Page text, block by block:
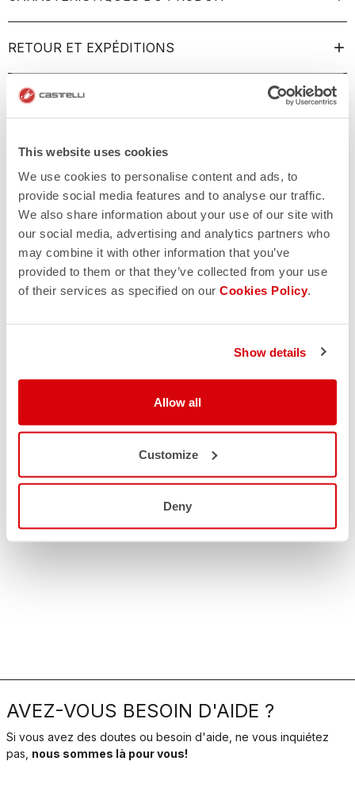
This website uses cookies
We use cookies to personalise content and ads, to
provide social media features and to analyse our traffic.
We also share information about your use of our site with
our social media, advertising and analytics partners who
may combine it with other information that you’ve
provided to them or that they’ve collected from your use
of their services as specified on our Cookies Policy.
Show details
Allow all
Customize
Deny
RETOUR ET EXPÉDITIONS
AVEZ-VOUS BESOIN D'AIDE ?
Si vous avez des doutes ou besoin d'aide, ne vous inquiétez
pas, nous sommes là pour vous!